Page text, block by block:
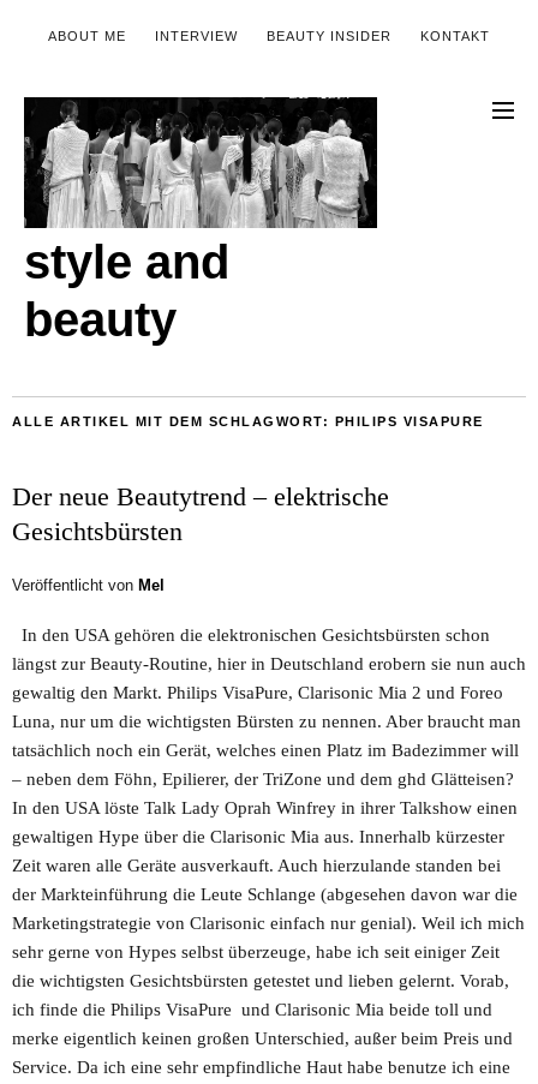
ABOUT ME INTERVIEW BEAUTY INSIDER KONTAKT
style and
beauty
ALLE ARTIKEL MIT DEM SCHLAGWORT: PHILIPS VISAPURE
Der neue Beautytrend – elektrische
Gesichtsbürsten
Veröffentlicht von Mel
In den USA gehören die elektronischen Gesichtsbürsten schon
längst zur Beauty-Routine, hier in Deutschland erobern sie nun auch
gewaltig den Markt. Philips VisaPure, Clarisonic Mia 2 und Foreo
Luna, nur um die wichtigsten Bürsten zu nennen. Aber braucht man
tatsächlich noch ein Gerät, welches einen Platz im Badezimmer will
– neben dem Föhn, Epilierer, der TriZone und dem ghd Glätteisen?
In den USA löste Talk Lady Oprah Winfrey in ihrer Talkshow einen
gewaltigen Hype über die Clarisonic Mia aus. Innerhalb kürzester
Zeit waren alle Geräte ausverkauft. Auch hierzulande standen bei
der Markteinführung die Leute Schlange (abgesehen davon war die
Marketingstrategie von Clarisonic einfach nur genial). Weil ich mich
sehr gerne von Hypes selbst überzeuge, habe ich seit einiger Zeit
die wichtigsten Gesichtsbürsten getestet und lieben gelernt. Vorab,
ich finde die Philips VisaPure und Clarisonic Mia beide toll und
merke eigentlich keinen großen Unterschied, außer beim Preis und
Service. Da ich eine sehr empfindliche Haut habe benutze ich eine